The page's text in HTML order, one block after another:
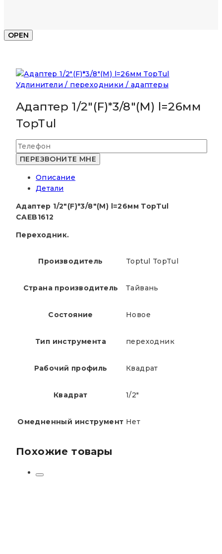
OPEN
Удлинители / переходники / адаптеры
Адаптер 1/2″(F)*3/8″(M) l=26мм
TopTul
Описание
Детали
Адаптер 1/2″(F)*3/8″(M) l=26мм TopTul
CAEB1612
Переходник.
Производитель Toptul TopTul
Страна производитель Тайвань
Состояние Новое
Тип инструмента переходник
Рабочий профиль Квадрат
Квадрат 1/2"
Омедненный инструмент Нет
Похожие товары